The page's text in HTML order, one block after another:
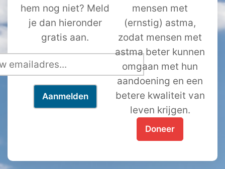
hem nog niet? Meld
je dan hieronder
gratis aan.
mensen met
(ernstig) astma,
zodat mensen met
astma beter kunnen
omgaan met hun
aandoening en een
betere kwaliteit van
leven krijgen.
Doneer